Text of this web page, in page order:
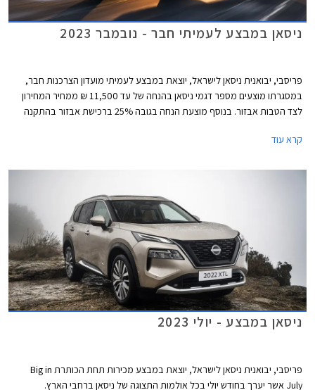
ניסאן במבצע לעמיתי חבר - נובמבר 2023
פריסבי, יבואנית ניסאן לישראל, יוצאת במבצע לעמיתי מועדון הצרכנות חבר,
במסגרתו מוצעים מספר דגמי ניסאן בהנחה של עד 11,500 ₪ ממחיר המחירון
לצד הטבות אבזור. בנוסף מוצעת הנחה בגובה 25% ברכישת אבזור בהתקנה
התצוגה של ניסאן בישראל.
קרא עוד
ניסאן במבצע - יולי 2023
פריסבי, יבואנית ניסאן לישראל, יוצאת במבצע מכירות תחת הכותרת Big in
July אשר יערך בחודש יולי בכל אולמות התצוגה של ניסאן ברחבי הארץ.